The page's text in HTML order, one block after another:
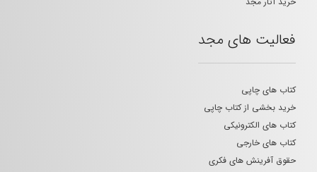
فعالیت های مجد
کتاب های چاپی
خرید بخشی از کتاب چاپی
کتاب های الکترونیکی
کتاب های خارجی
حقوق آفرینش های فکری